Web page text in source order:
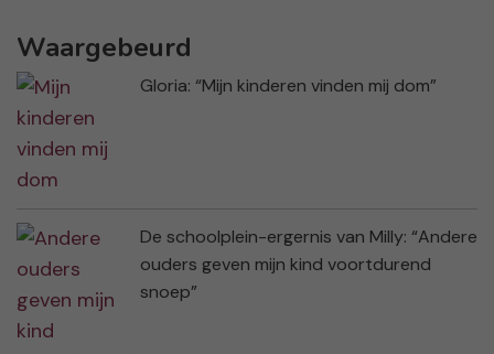
Waargebeurd
Gloria: “Mijn kinderen vinden mij dom”
De schoolplein-ergernis van Milly: “Andere
ouders geven mijn kind voortdurend
snoep”